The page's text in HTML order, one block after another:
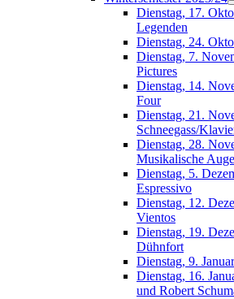
Dienstag, 17.
Legenden
Dienstag, 24.
Dienstag, 7.
Pictures
Dienstag, 14.
Four
Dienstag, 21.
Schneegass/
Dienstag, 28.
Musikalische
Dienstag, 5.
Espressivo
Dienstag, 12.
Vientos
Dienstag, 19.
Dühnfort
Dienstag, 9.
Dienstag, 16.
und Robert